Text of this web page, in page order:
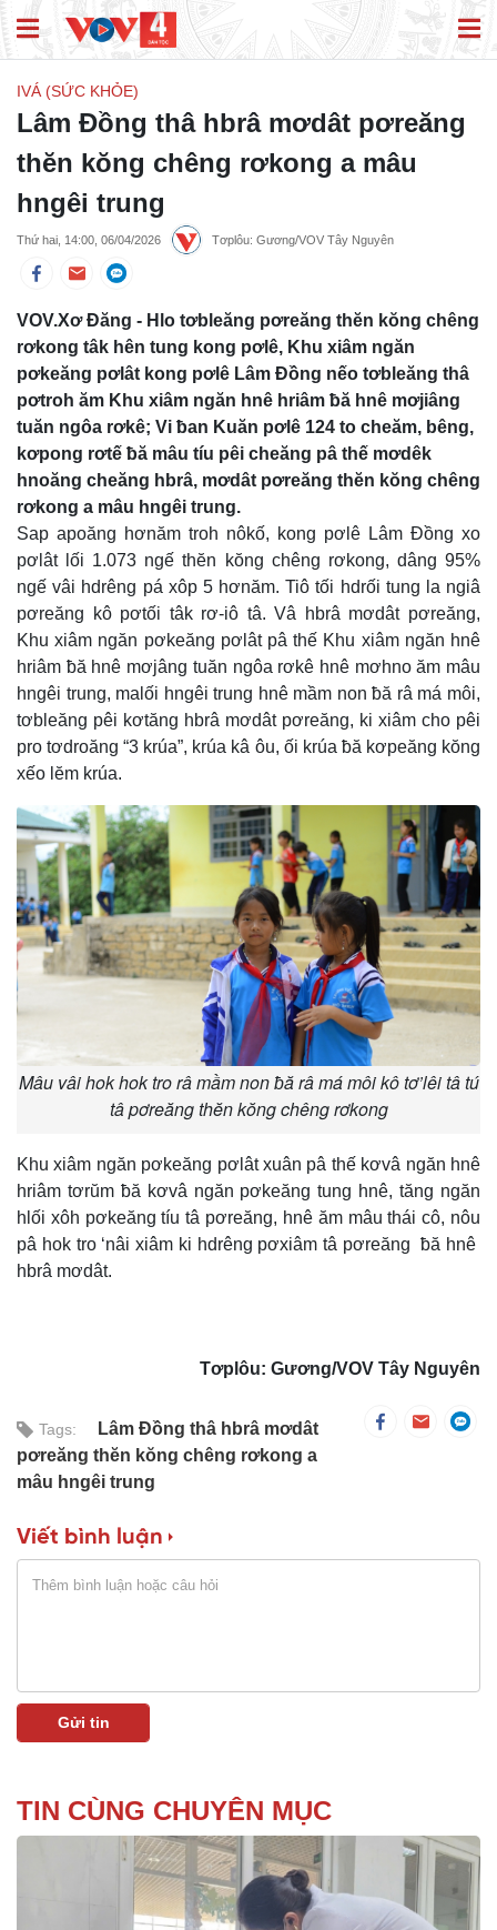
IVÁ (SỨC KHỎE)
Lâm Đồng thâ hbrâ mơdât pơreăng
thĕn kŏng chêng rơkong a mâu
hngêi trung
Thứ hai, 14:00, 06/04/2026 Tơplôu: Gương/VOV Tây Nguyên
VOV.Xơ Đăng - Hlo tơbleăng pơreăng thĕn kŏng chêng
rơkong tâk hên tung kong pơlê, Khu xiâm ngăn
pơkeăng pơlât kong pơlê Lâm Đồng nếo tơbleăng thâ
pơtroh ăm Khu xiâm ngăn hnê hriâm ƀă hnê mơjiâng
tuăn ngôa rơkê; Vi ƀan Kuăn pơlê 124 to cheăm, bêng,
kơpong rơtế ƀă mâu tíu pêi cheăng pâ thế mơdêk
hnoăng cheăng hbrâ, mơdât pơreăng thĕn kŏng chêng
rơkong a mâu hngêi trung.
Sap apoăng hơnăm troh nôkố, kong pơlê Lâm Đồng xo
pơlât lối 1.073 ngế thĕn kŏng chêng rơkong, dâng 95%
ngế vâi hdrêng pá xôp 5 hơnăm. Tiô tối hdrối tung la ngiâ
pơreăng kô pơtối tâk rơ-iô tâ. Vâ hbrâ mơdât pơreăng,
Khu xiâm ngăn pơkeăng pơlât pâ thế Khu xiâm ngăn hnê
hriâm ƀă hnê mơjâng tuăn ngôa rơkê hnê mơhno ăm mâu
hngêi trung, malối hngêi trung hnê mầm non ƀă râ má môi,
tơbleăng pêi kơtăng hbrâ mơdât pơreăng, ki xiâm cho pêi
pro tơdroăng “3 krúa”, krúa kâ ôu, ối krúa ƀă kơpeăng kŏng
xếo lĕm krúa.
Mâu vâi hok hok tro râ mầm non ƀă râ má môi kô tơ’lêi tâ tú
tâ pơreăng thĕn kŏng chêng rơkong
Khu xiâm ngăn pơkeăng pơlât xuân pâ thế kơvâ ngăn hnê
hriâm tơrŭm ƀă kơvâ ngăn pơkeăng tung hnê, tăng ngăn
hlối xôh pơkeăng tíu tâ pơreăng, hnê ăm mâu thái cô, nôu
pâ hok tro ‘nâi xiâm ki hdrêng pơxiâm tâ pơreăng ƀă hnê
hbrâ mơdât.
Tơplôu: Gương/VOV Tây Nguyên
Tags:
Lâm Đồng thâ hbrâ mơdât
pơreăng thĕn kŏng chêng rơkong a
mâu hngêi trung
Viết bình luận
TIN CÙNG CHUYÊN MỤC